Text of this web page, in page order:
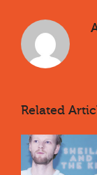
Related